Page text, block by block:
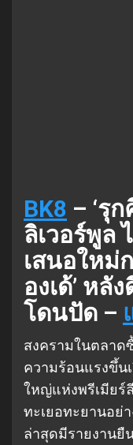
BK8 – ‘รุ
ลิเวอร์พูล
เสนอใหม่
องเด้’ หลั
โดนปัด –
สงครามในตลาด
ความร้อนแรงขึ้น
ใหญ่แห่งพรีเมียร์
ทะเยอทะยานอย่
ล่าสุดมีรายงานยื